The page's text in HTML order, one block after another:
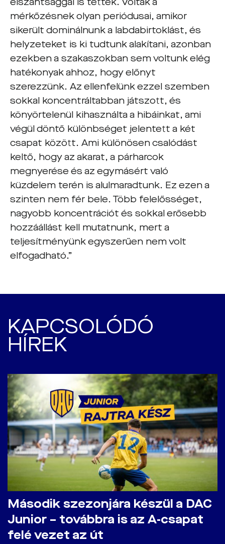
mérkőzésnek olyan periódusai, amikor
sikerült dominálnunk a labdabirtoklást, és
helyzeteket is ki tudtunk alakítani, azonban
ezekben a szakaszokban sem voltunk elég
hatékonyak ahhoz, hogy előnyt
szerezzünk. Az ellenfelünk ezzel szemben
sokkal koncentráltabban játszott, és
könyörtelenül kihasználta a hibáinkat, ami
végül döntő különbséget jelentett a két
csapat között. Ami különösen csalódást
keltő, hogy az akarat, a párharcok
megnyerése és az egymásért való
küzdelem terén is alulmaradtunk. Ez ezen a
szinten nem fér bele. Több felelősséget,
nagyobb koncentrációt és sokkal erősebb
hozzáállást kell mutatnunk, mert a
teljesítményünk egyszerűen nem volt
elfogadható.”
KAPCSOLÓDÓ
HÍREK
Második szezonjára készül a DAC
Junior – továbbra is az A-csapat
felé vezet az út